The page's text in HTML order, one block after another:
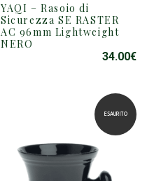
YAQI – Rasoio di
Sicurezza SE RASTER
AC 96mm Lightweight
NERO
34.00€
ESAURITO